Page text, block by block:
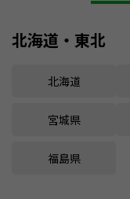
北海道・東北
北海道
宮城県
福島県